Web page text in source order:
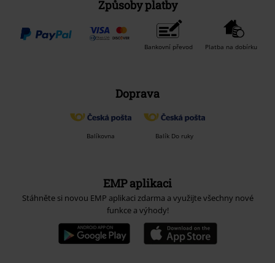
Způsoby platby
Bankovní převod Platba na dobírku
Doprava
Balíkovna Balík Do ruky
EMP aplikaci
Stáhněte si novou EMP aplikaci zdarma a využijte všechny nové
funkce a výhody!